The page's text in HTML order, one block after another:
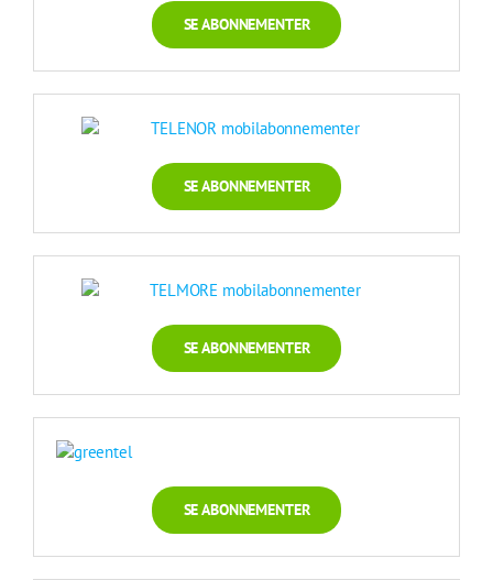
SE ABONNEMENTER
SE ABONNEMENTER
SE ABONNEMENTER
SE ABONNEMENTER